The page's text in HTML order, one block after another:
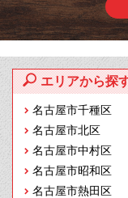
エリアから探
名古屋市千種区
名古屋市北区
名古屋市中村区
名古屋市昭和区
名古屋市熱田区